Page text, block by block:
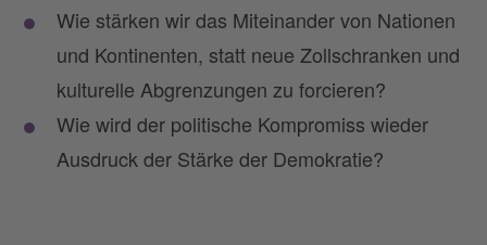
Wie stärken wir das Miteinander von Nationen
und Kontinenten, statt neue Zollschranken und
kulturelle Abgrenzungen zu forcieren?
Wie wird der politische Kompromiss wieder
Ausdruck der Stärke der Demokratie?